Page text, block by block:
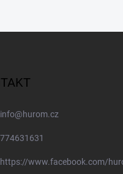
info@hurom.cz
774631631
https://www.facebook.com/